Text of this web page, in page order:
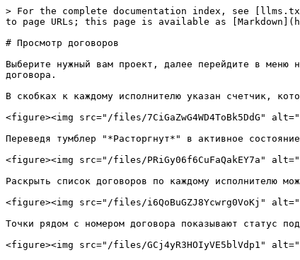
> For the complete documentation index, see
to page URLs; this page is available as
# Просмотр договоров
Выберите нужный вам проект, далее перейдите в меню
договора.
В скобках к каждому исполнителю указан счетчик,
<figure><img src="/files/7CiGaZwG4WD4ToBk5DdG"
Переведя тумблер "*Расторгнут*" в активное
<figure><img src="/files/PRiGy06f6CuFaQakEY7a"
Раскрыть список договоров по каждому исполнителю
<figure><img src="/files/i6QoBuGZJ8Ycwrg0VoKj"
Точки рядом с номером договора показывают статус
<figure><img src="/files/GCj4yR3HOIyVE5blVdp1"